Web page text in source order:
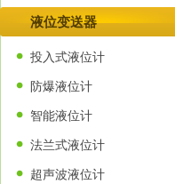
液位变送器
投入式液位计
防爆液位计
智能液位计
法兰式液位计
超声波液位计